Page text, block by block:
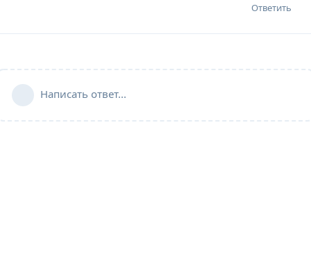
Ответить
Написать ответ...